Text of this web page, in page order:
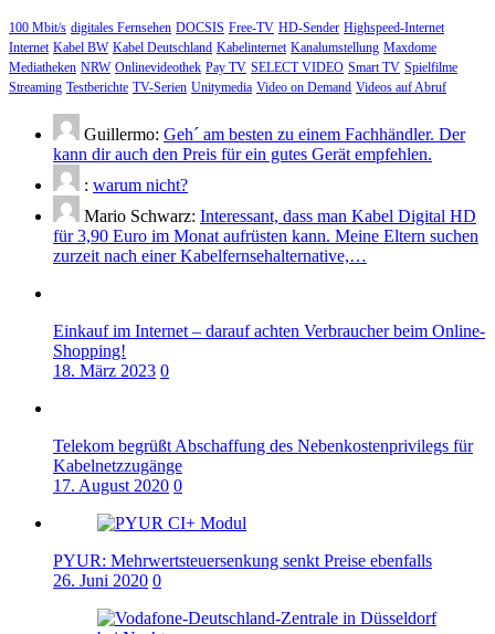
100 Mbit/s digitales Fernsehen DOCSIS Free-TV HD-Sender Highspeed-Internet
Internet Kabel BW Kabel Deutschland Kabelinternet Kanalumstellung Maxdome
Mediatheken NRW Onlinevideothek Pay TV SELECT VIDEO Smart TV Spielfilme
Streaming Testberichte TV-Serien Unitymedia Video on Demand Videos auf Abruf
Guillermo: Geh´ am besten zu einem Fachhändler. Der
kann dir auch den Preis für ein gutes Gerät empfehlen.
: warum nicht?
Mario Schwarz: Interessant, dass man Kabel Digital HD
für 3,90 Euro im Monat aufrüsten kann. Meine Eltern suchen
zurzeit nach einer Kabelfernsehalternative,…
Einkauf im Internet – darauf achten Verbraucher beim Online-
Shopping!
18. März 2023 0
Telekom begrüßt Abschaffung des Nebenkostenprivilegs für
Kabelnetzzugänge
17. August 2020 0
PYUR: Mehrwertsteuersenkung senkt Preise ebenfalls
26. Juni 2020 0